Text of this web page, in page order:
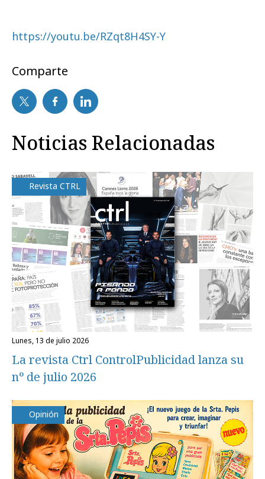
https://youtu.be/RZqt8H4SY-Y
Comparte
Noticias Relacionadas
Revista CTRL
lunes, 13 de julio 2026
La revista Ctrl ControlPublicidad lanza su
nº de julio 2026
Opinión